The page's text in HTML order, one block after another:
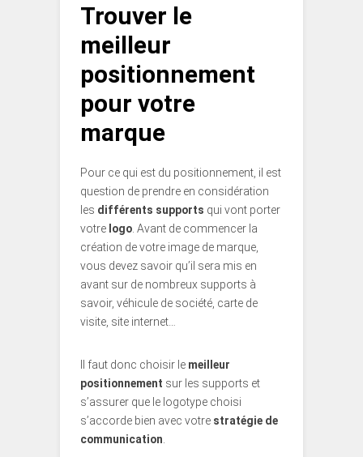
Trouver le
meilleur
positionnement
pour votre
marque
Pour ce qui est du positionnement, il est
question de prendre en considération
les différents supports qui vont porter
votre logo . Avant de commencer la
création de votre image de marque,
vous devez savoir qu’il sera mis en
avant sur de nombreux supports à
savoir, véhicule de société, carte de
visite, site internet…
Il faut donc choisir le meilleur
positionnement sur les supports et
s’assurer que le logotype choisi
s’accorde bien avec votre stratégie de
communication